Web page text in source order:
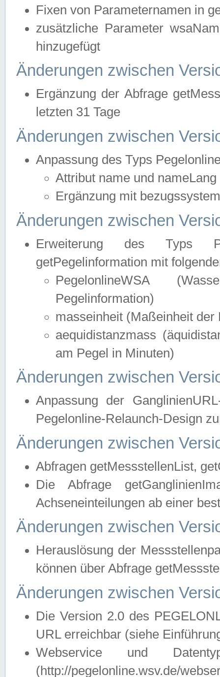
Fixen von Parameternamen in
zusätzliche Parameter
hinzugefügt
Änderungen zwischen
Ergänzung der Abfrage
letzten 31 Tage
Änderungen zwischen
Anpassung des Typs
Attribut name und
Ergänzung mit
Änderungen zwischen
Erweiterung des Typs
getPegelinformation mit
PegelonlineWSA
Pegelinformation)
masseinheit (Maßeinheit der
aequidistanzmass
am Pegel in Minuten)
Änderungen zwischen
Anpassung der
Pegelonline-Relaunch-Design
Änderungen zwischen
Abfragen getMessstellenList,
Die Abfrage
Achseneinteilungen ab einer
Änderungen zwischen
Herauslösung der
können über Abfrage
Änderungen zwischen
Die Version 2.0 des
URL erreichbar (siehe
Webservice und
(http://pegelonline.wsv.de/